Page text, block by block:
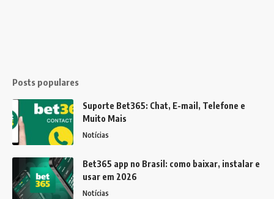
Posts populares
Suporte Bet365: Chat, E-mail, Telefone e
Muito Mais
Notícias
Bet365 app no Brasil: como baixar, instalar e
usar em 2026
Notícias